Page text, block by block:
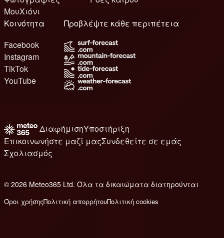
ΜουΧιόνι
Κοινότητα
Facebook
Instagram
TikTok
YouTube
Προβλέψτε κάθε περιπέτεια
ΔιαφήμισηΥποστήριξη
Επικοινωνήστε μαζί μαςΣυνδεθείτε σε εμάς
Σχολιασμός
© 2026 Meteo365 Ltd. Όλα τα δικαιώματα διατηρούνται
Όροι χρήσηςΠολιτική απορρήτουΠολιτική cookies